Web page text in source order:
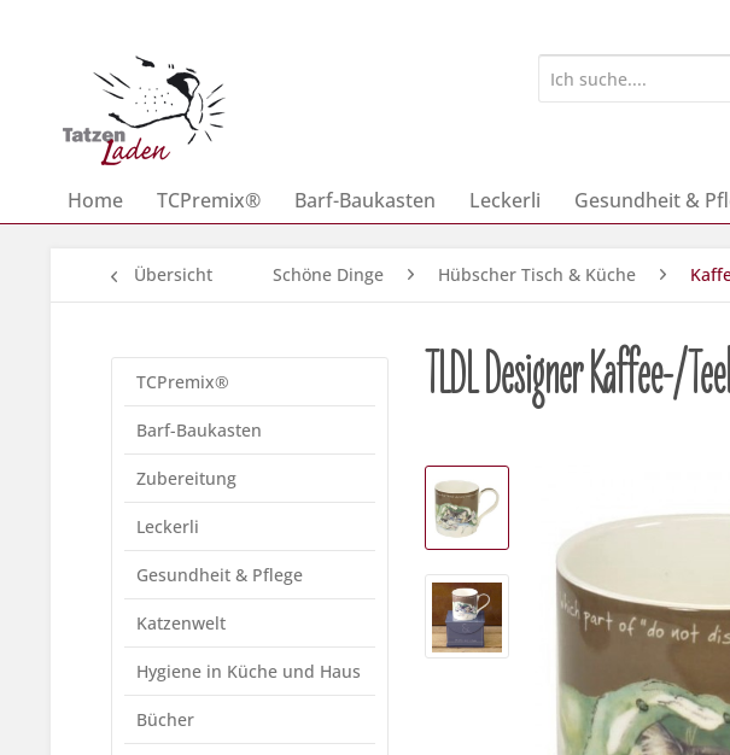
Home TCPremix® Barf-Baukasten Leckerli Gesundheit &
Übersicht Schöne Dinge Hübscher Tisch & Küche
TCPremix®
Barf-Baukasten
Zubereitung
Leckerli
Gesundheit & Pflege
Katzenwelt
Hygiene in Küche und Haus
Bücher
TLDL Designer Kaffee-/